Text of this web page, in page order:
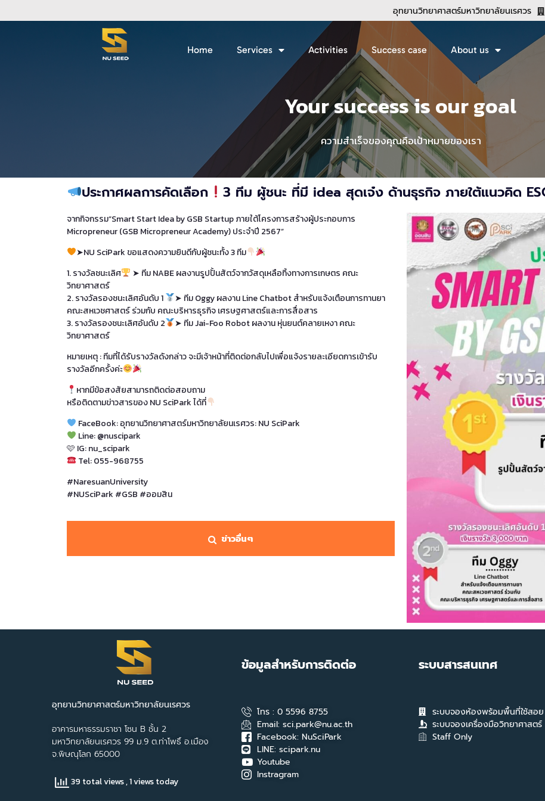
อุทยานวิทยาศาสตร์มหาวิทยาลัยนเรศวร
Home Services Activities Success case About us
Your success is our goal
ความสำเร็จของคุณคือเป้าหมายของเรา
ประกาศผลการคัดเลือก 3 ทีม ผู้ชนะ ที่มี idea สุดเจ๋ง ด้านธุรกิจ ภายใต้แนวคิด
จากกิจกรรม“Smart Start Idea by GSB Startup ภายใต้โครงการสร้างผู้ประกอบการ
Micropreneur (GSB Micropreneur Academy) ประจำปี 2567”
➤NU SciPark ขอแสดงความยินดีกับผู้ชนะทั้ง 3 ทีม
1. รางวัลชนะเลิศ
➤ ทีม NABE ผลงานรูปปั้นสัตว์จากวัสดุเหลือทิ้งทางการเกษตร คณะ
วิทยาศาสตร์
2. รางวัลรองชนะเลิศอันดับ 1
➤ ทีม Oggy ผลงาน Line Chatbot สำหรับแจ้งเตือนการทานยา
คณะสหเวชศาสตร์ ร่วมกับ คณะบริหารธุรกิจ เศรษฐศาสตร์และการสื่อสาร
3. รางวัลรองชนะเลิศอันดับ 2
➤ ทีม Jai-Foo Robot ผลงาน หุ่นยนต์คลายเหงา คณะ
วิทยาศาสตร์
หมายเหตุ : ทีมที่ได้รับรางวัลดังกล่าว จะมีเจ้าหน้าที่ติดต่อกลับไปเพื่อแจ้งรายละเอียดการเข้ารับ
รางวัลอีกครั้งค่ะ
หากมีข้อสงสัยสามารถติดต่อสอบถาม
หรือติดตามข่าวสารของ NU SciPark ได้ที่
FaceBook: อุทยานวิทยาศาสตร์มหาวิทยาลัยนเรศวร: NU SciPark
Line: @nuscipark
🩷 IG: nu_scipark
Tel: 055-968755
#NaresuanUniversity
#NUSciPark #GSB #ออมสิน
ข่าวอื่นๆ
อุทยานวิทยาศาสตร์มหาวิทยาลัยนเรศวร
อาคารมหาธรรมราชา โซน B ชั้น 2
มหาวิทยาลัยนเรศวร 99 ม.9 ต.ท่าโพธิ์ อ.เมือง
จ.พิษณุโลก 65000
39 total views, 1 views today
ข้อมูลสำหรับการติดต่อ
โทร : 0 5596 8755
Email: sci.park@nu.ac.th
Facebook: NuSciPark
LINE: scipark.nu
Youtube
Instragram
ระบบสารสนเทศ
ระบบจองห้องพร้อมพื้นที่ใช้สอย
ระบบจองเครื่องมือวิทยาศาสตร์
Staff Only